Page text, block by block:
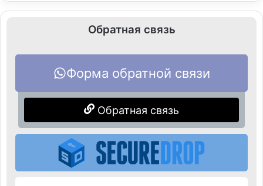
Обратная связь
Форма обратной связи
Обратная связь